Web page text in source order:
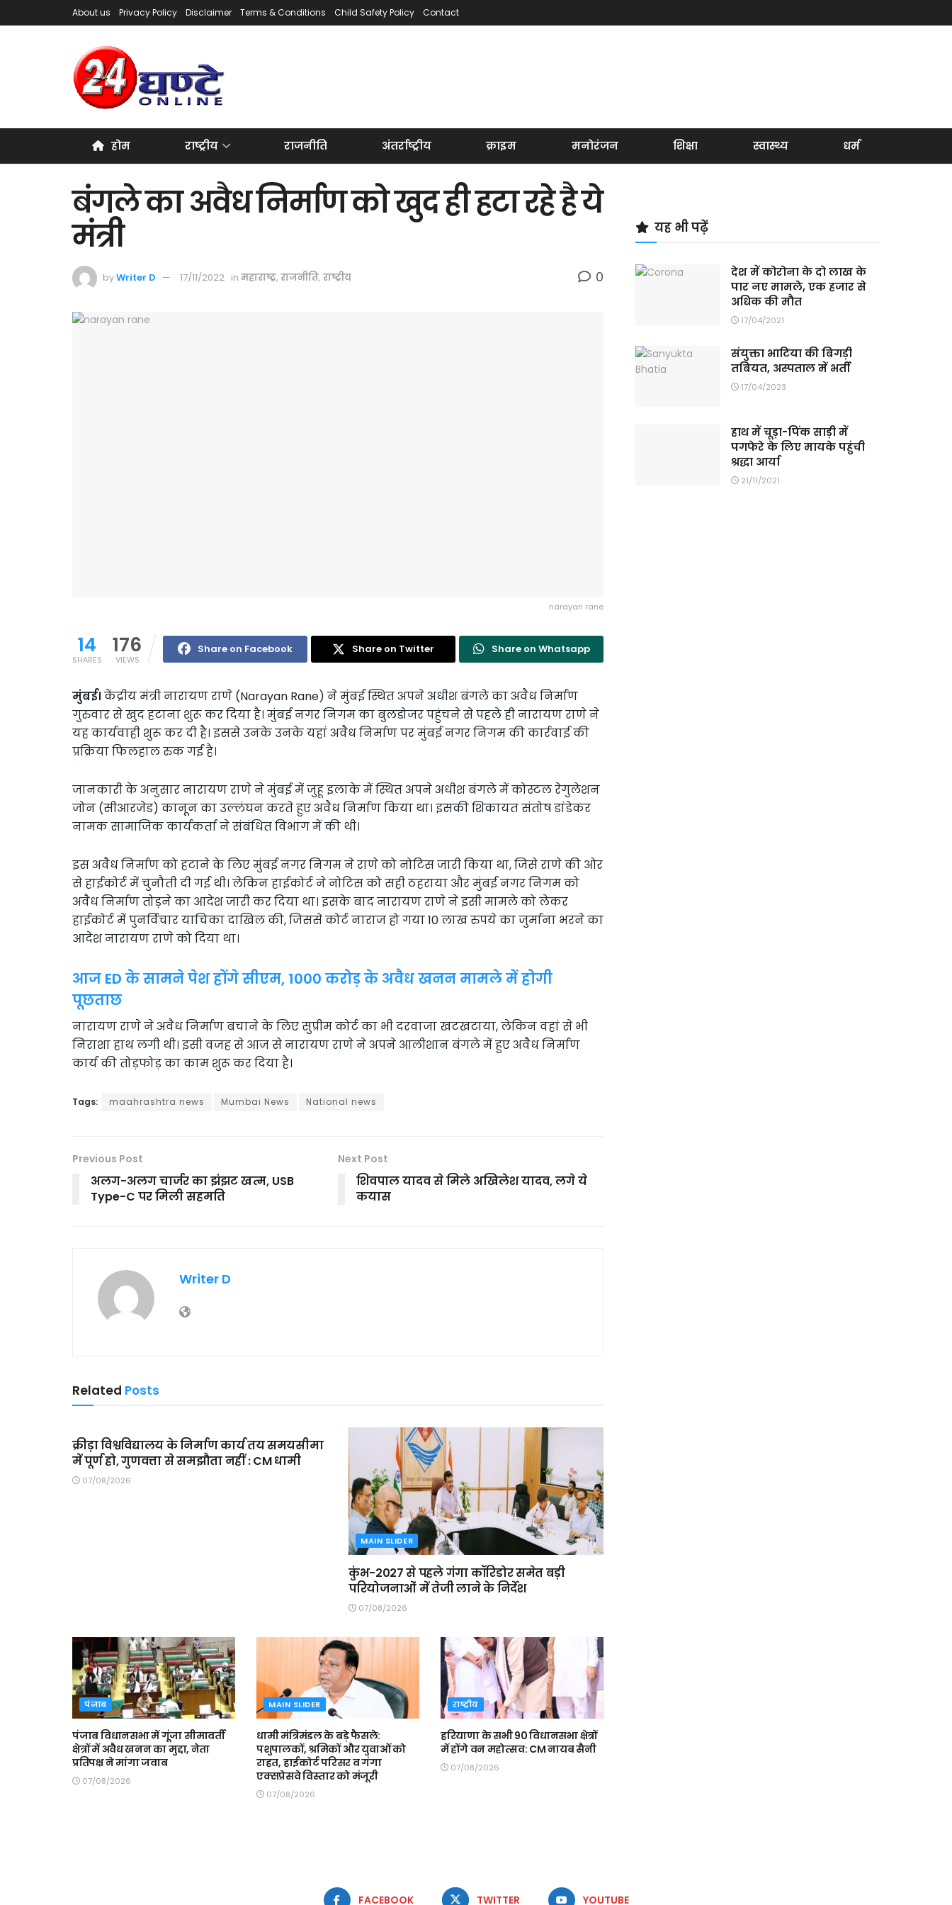
About us Privacy Policy Disclaimer Terms & Conditions Child Safety Policy Contact
होम राष्ट्रीय राजनीति अंतर्राष्ट्रीय क्राइम मनोरंजन शिक्षा स्वास्थ्य धर्म
बंगले का अवैध निर्माण को खुद ही हटा रहे है ये
मंत्री
byWriter D 17/11/2022 in महाराष्ट्र, राजनीति, राष्ट्रीय 0
narayan rane
14
SHARES
176
VIEWS
Share on Facebook Share on Twitter Share on Whatsapp
मुंबई। केंद्रीय मंत्री नारायण राणे (Narayan Rane) ने मुंबई स्थित अपने अधीश बंगले का अवैध निर्माण
गुरुवार से खुद हटाना शुरू कर दिया है। मुंबई नगर निगम का बुलडोजर पहुंचने से पहले ही नारायण राणे ने
यह कार्यवाही शुरू कर दी है। इससे उनके उनके यहां अवैध निर्माण पर मुंबई नगर निगम की कार्रवाई की
प्रक्रिया फिलहाल रुक गई है।
जानकारी के अनुसार नारायण राणे ने मुंबई में जुहू इलाके में स्थित अपने अधीश बंगले में कोस्टल रेगुलेशन
जोन (सीआरजेड) कानून का उल्लंघन करते हुए अवैध निर्माण किया था। इसकी शिकायत संतोष डांडेकर
नामक सामाजिक कार्यकर्ता ने संबंधित विभाग में की थी।
इस अवैध निर्माण को हटाने के लिए मुंबई नगर निगम ने राणे को नोटिस जारी किया था, जिसे राणे की ओर
से हाईकोर्ट में चुनौती दी गई थी। लेकिन हाईकोर्ट ने नोटिस को सही ठहराया और मुंबई नगर निगम को
अवैध निर्माण तोड़ने का आदेश जारी कर दिया था। इसके बाद नारायण राणे ने इसी मामले को लेकर
हाईकोर्ट में पुनर्विचार याचिका दाखिल की, जिससे कोर्ट नाराज हो गया 10 लाख रुपये का जुर्माना भरने का
आदेश नारायण राणे को दिया था।
आज ED के सामने पेश होंगे सीएम, 1000 करोड़ के अवैध खनन मामले में होगी
पूछताछ
नारायण राणे ने अवैध निर्माण बचाने के लिए सुप्रीम कोर्ट का भी दरवाजा खटखटाया, लेकिन वहां से भी
निराशा हाथ लगी थी। इसी वजह से आज से नारायण राणे ने अपने आलीशान बंगले में हुए अवैध निर्माण
कार्य की तोड़फोड़ का काम शुरू कर दिया है।
Tags: maahrashtra news Mumbai News National news
Previous Post
अलग-अलग चार्जर का झंझट खत्म, USB
Type-C पर मिली सहमति
Next Post
शिवपाल यादव से मिले अखिलेश यादव, लगे ये
कयास
Writer D
Related Posts
क्रीड़ा विश्वविद्यालय के निर्माण कार्य तय समयसीमा
में पूर्ण हो, गुणवत्ता से समझौता नहीं : CM धामी
07/08/2026
MAIN SLIDER
कुंभ-2027 से पहले गंगा कॉरिडोर समेत बड़ी
परियोजनाओं में तेजी लाने के निर्देश
07/08/2026
पंजाब
पंजाब विधानसभा में गूंजा सीमावर्ती
क्षेत्रों में अवैध खनन का मुद्दा, नेता
प्रतिपक्ष ने मांगा जवाब
07/08/2026
MAIN SLIDER
धामी मंत्रिमंडल के बड़े फैसले:
पशुपालकों, श्रमिकों और युवाओं को
राहत, हाईकोर्ट परिसर व गंगा
एक्सप्रेसवे विस्तार को मंजूरी
07/08/2026
राष्ट्रीय
हरियाणा के सभी 90 विधानसभा क्षेत्रों
में होंगे वन महोत्सव: CM नायब सैनी
07/08/2026
यह भी पढ़ें
देश में कोरोना के दो लाख के
पार नए मामले, एक हजार से
अधिक की मौत
17/04/2021
संयुक्ता भाटिया की बिगड़ी
तबियत, अस्पताल में भर्ती
17/04/2023
हाथ में चूड़ा-पिंक साड़ी में
पगफेरे के लिए मायके पहुंची
श्रद्धा आर्या
21/11/2021
FACEBOOK TWITTER YOUTUBE